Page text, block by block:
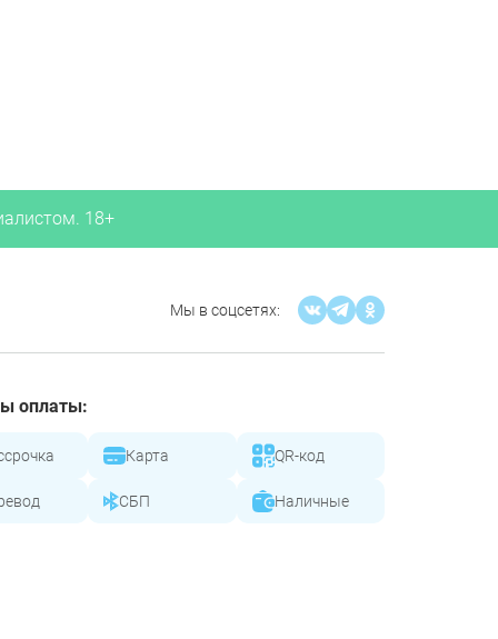
18+
Мы в соцсетях:
оплаты:
Карта QR-код
СБП Наличные